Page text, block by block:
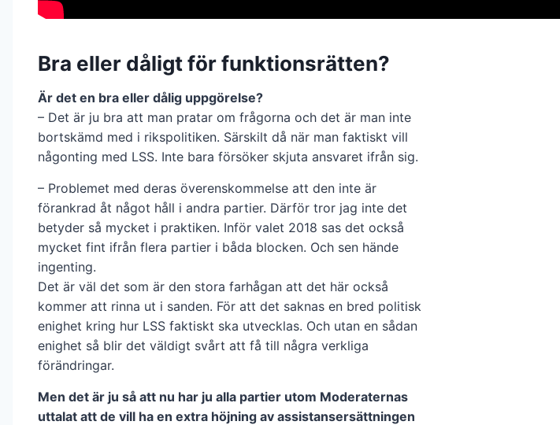
Bra eller dåligt för funktionsrätten?
Är det en bra eller dålig uppgörelse?
– Det är ju bra att man pratar om frågorna och det är man inte
bortskämd med i rikspolitiken. Särskilt då när man faktiskt vill
någonting med LSS. Inte bara försöker skjuta ansvaret ifrån sig.
– Problemet med deras överenskommelse att den inte är
förankrad åt något håll i andra partier. Därför tror jag inte det
betyder så mycket i praktiken. Inför valet 2018 sas det också
mycket fint ifrån flera partier i båda blocken. Och sen hände
ingenting.
Det är väl det som är den stora farhågan att det här också
kommer att rinna ut i sanden. För att det saknas en bred politisk
enighet kring hur LSS faktiskt ska utvecklas. Och utan en sådan
enighet så blir det väldigt svårt att få till några verkliga
förändringar.
Men det är ju så att nu har ju alla partier utom Moderaternas
uttalat att de vill ha en extra höjning av assistansersättningen